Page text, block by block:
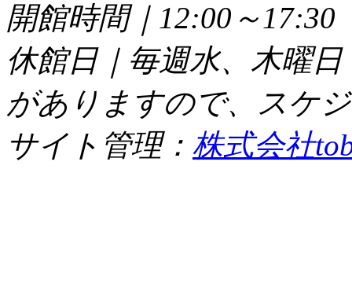
開館時間｜12:00～
休館日｜毎週水、木曜
がありますので、スケ
サイト管理： 株式会社